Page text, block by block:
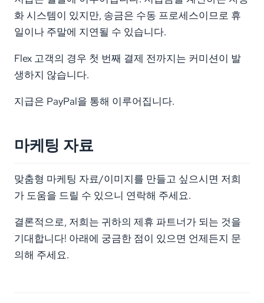
화 시스템이 있지만, 송금은 수동 프로세스이므로 휴
일이나 주말에 지연될 수 있습니다.
Flex 고객의 경우 첫 번째 결제 전까지는 커미션이 발
생하지 않습니다.
지급은 PayPal을 통해 이루어집니다.
마케팅 자료
맞춤형 마케팅 자료/이미지를 만들고 싶으시면 저희
가 도움을 드릴 수 있으니 연락해 주세요.
결론적으로, 저희는 귀하의 제휴 파트너가 되는 것을
기대합니다! 아래에 궁금한 점이 있으면 언제든지 문
의해 주세요.